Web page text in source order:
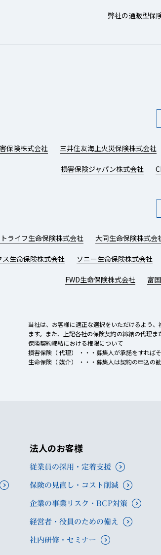
弊社の通販型保
保険株式会社 三井住友海上火災保険株式会社
損害保険ジャパン株式会社
ライフ生命保険株式会社 大同生命保険株式会
ス生命保険株式会社 ソニー生命保険株式会社
FWD生命保険株式会社 富
当社は、お客様に適正な選択をいただけるよう
ます。また、上記各社の保険契約の締結の代理ま
保険契約締結における権限について
損害保険（ 代理） ・・・募集人が承諾をすれば
生命保険（ 媒介） ・・・募集人は契約の申込の
法人のお客様
従業員の採用・定着支援
保険の見直し・コスト削減
企業の事業リスク・BCP対策
経営者・役員のための備え
社内研修・セミナー